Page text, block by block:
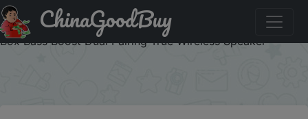
Купити на розпродажі ZEALOT S49PRO Portable
Bluetooth Speaker 20W IPX6 Waterproof Powerful Sound
Box Bass Boost Dual Pairing True Wireless Speaker
ChinaGoodBuy